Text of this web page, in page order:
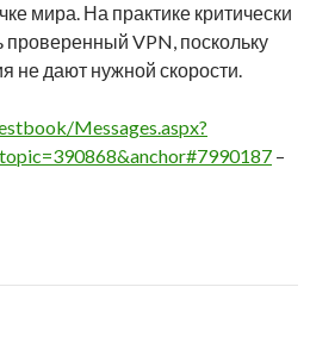
мира. На практике критически
проверенный VPN, поскольку
не дают нужной скорости.
Messages.aspx?
–